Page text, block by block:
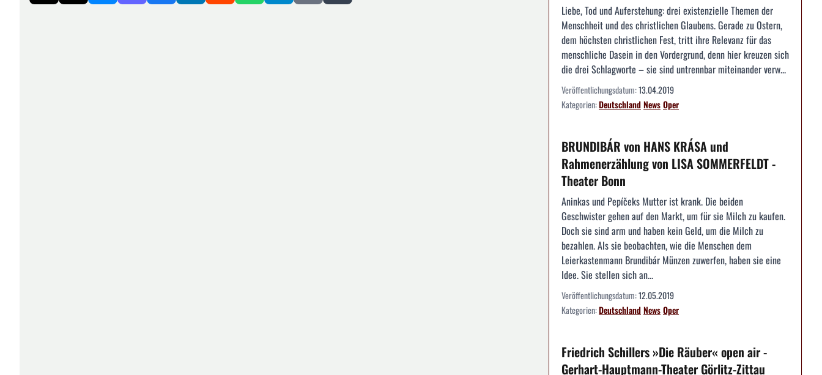
Liebe, Tod und Auferstehung: drei existenzielle Themen der
Menschheit und des christlichen Glaubens. Gerade zu Ostern,
dem höchsten christlichen Fest, tritt ihre Relevanz für das
menschliche Dasein in den Vordergrund, denn hier kreuzen sich
die drei Schlagworte – sie sind untrennbar miteinander verw...
Veröffentlichungsdatum:13.04.2019
Kategorien:DeutschlandNewsOper
BRUNDIBÁR von HANS KRÁSA und
Rahmenerzählung von LISA SOMMERFELDT -
Theater Bonn
Aninkas und Pepíčeks Mutter ist krank. Die beiden
Geschwister gehen auf den Markt, um für sie Milch zu kaufen.
Doch sie sind arm und haben kein Geld, um die Milch zu
bezahlen. Als sie beobachten, wie die Menschen dem
Leierkastenmann Brundibár Münzen zuwerfen, haben sie eine
Idee. Sie stellen sich an...
Veröffentlichungsdatum:12.05.2019
Kategorien:DeutschlandNewsOper
Friedrich Schillers »Die Räuber« open air -
Gerhart-Hauptmann-Theater Görlitz-Zittau